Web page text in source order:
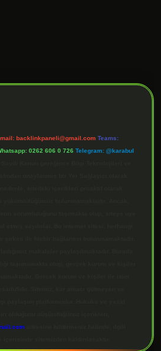
backlinkpaneli@gmail.com Teams:
0262 606 0 726 Telegram: @karabul